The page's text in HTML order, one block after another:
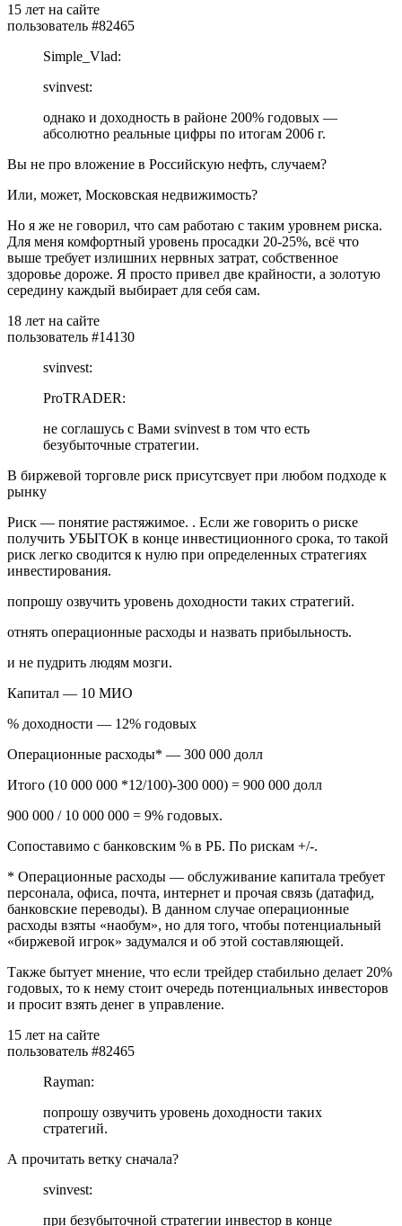
15 лет на сайте
пользователь #82465
Simple_Vlad:
svinvest:
однако и доходность в районе 200% годовых —
абсолютно реальные цифры по итогам 2006 г.
Вы не про вложение в Российскую нефть, случаем?
Или, может, Московская недвижимость?
Но я же не говорил, что сам работаю с таким уровнем риска.
Для меня комфортный уровень просадки 20-25%, всё что
выше требует излишних нервных затрат, собственное
здоровье дороже. Я просто привел две крайности, а золотую
середину каждый выбирает для себя сам.
18 лет на сайте
пользователь #14130
svinvest:
ProTRADER:
не соглашусь с Вами svinvest в том что есть
безубыточные стратегии.
В биржевой торговле риск присутсвует при любом подходе к
рынку
Риск — понятие растяжимое. . Если же говорить о риске
получить УБЫТОК в конце инвестиционного срока, то такой
риск легко сводится к нулю при определенных стратегиях
инвестирования.
попрошу озвучить уровень доходности таких стратегий.
отнять операционные расходы и назвать прибыльность.
и не пудрить людям мозги.
Капитал — 10 МИО
% доходности — 12% годовых
Операционные расходы* — 300 000 долл
Итого (10 000 000 *12/100)-300 000) = 900 000 долл
900 000 / 10 000 000 = 9% годовых.
Сопоставимо с банковским % в РБ. По рискам +/-.
* Операционные расходы — обслуживание капитала требует
персонала, офиса, почта, интернет и прочая связь (датафид,
банковские переводы). В данном случае операционные
расходы взяты «наобум», но для того, чтобы потенциальный
«биржевой игрок» задумался и об этой составляющей.
Также бытует мнение, что если трейдер стабильно делает 20%
годовых, то к нему стоит очередь потенциальных инвесторов
и просит взять денег в управление.
15 лет на сайте
пользователь #82465
Rayman:
попрошу озвучить уровень доходности таких
стратегий.
А прочитать ветку сначала?
svinvest:
при безубыточной стратегии инвестор в конце